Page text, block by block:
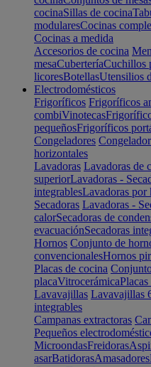
cocinaSillas de cocina
modularesCocinas
Cocinas a medida
Accesorios de cocina
mesaCuberteríaCuchillos
licoresBotellasUtensilios
Electrodomésticos
Frigoríficos Frigoríficos
combiVinotecas
pequeñosFrigoríficos
Congeladores
horizontales
Lavadoras Lavadoras de
superiorLavadoras -
integrablesLavadoras por
Secadoras Lavadoras -
calorSecadoras de
evacuaciónSecadoras
Hornos Conjunto de
convencionalesHornos
Placas de cocina
placaVitrocerámica
Lavavajillas Lavavajillas
integrables
Campanas extractoras
Pequeños
MicroondasFreidoras
asarBatidorasAmasadores